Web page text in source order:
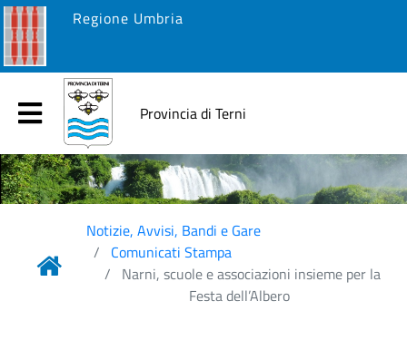
Regione Umbria
Provincia di Terni
Notizie, Avvisi, Bandi e Gare
Comunicati Stampa
Narni, scuole e associazioni insieme per la
Festa dell’Albero